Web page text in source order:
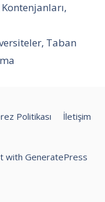
Taban
Politikası
İletişim
with GeneratePress